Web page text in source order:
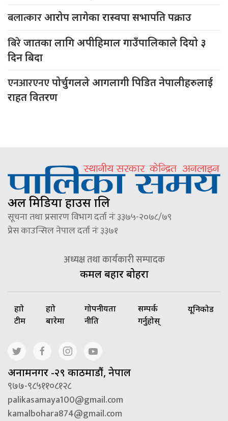
बलात्कारआरोप लागेका रास्वपा सभापति पक्राउ
बिरेजातका लागि अपीहिमाल गाउँपालिकाले दियो ३
दिन बिदा
एनआरएनएपोर्चुगलले आगलागी पिडित नेपालीहरुलाई
राहत वितरण
अल मिडिया हाउस प्रालि
सूचना तथा प्रसारण विभाग दर्ता नंः ३३७५-२०७८/७९
प्रेस काउन्सिल नेपाल दर्ता नंः ३३७१
अध्यक्ष तथा कार्यकारी सम्पादक
कमल बहादुर बोहरा
हाम्रो
टीम
हाम्रो
बारेमा
गोपनीयता
नीति
सम्पर्क
गर्नुहोस्
यूनिकोड
अनामनगर -२९ काठमाडौं, नेपाल
९७७-९८५११०८१२८
palikasamaya100@gmail.com
kamalbohara874@gmail.com